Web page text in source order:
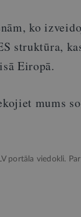
ko
struktūra,
Eiropā.
mums
portāla viedokli.